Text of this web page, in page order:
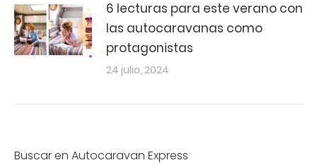
6 lecturas para este verano con
las autocaravanas como
protagonistas
24 julio, 2024
Buscar en Autocaravan Express